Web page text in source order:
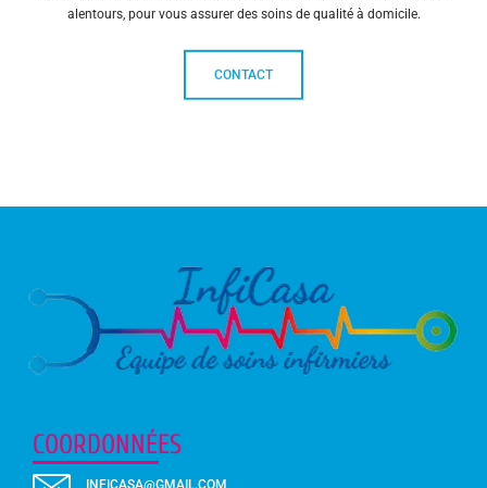
alentours, pour vous assurer des soins de qualité à domicile.
CONTACT
COORDONNÉES
INFICASA@GMAIL.COM